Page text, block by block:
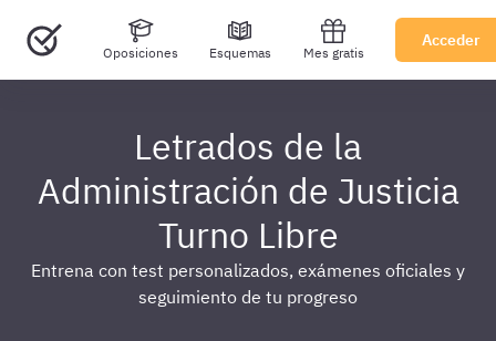
Oposiciones Esquemas Mes gratis
Acceder
Letrados de la
Administración de Justicia
Turno Libre
Entrena con test personalizados, exámenes oficiales y
seguimiento de tu progreso